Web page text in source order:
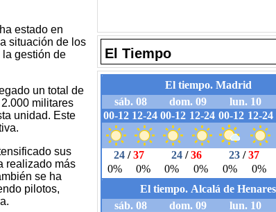
estado en
situación de los
gestión de
un total de
militares
unidad. Este
sus
realizado más
se ha
pilotos,
El Tiempo